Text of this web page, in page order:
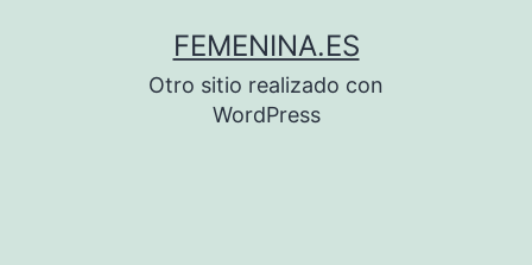
FEMENINA.ES
Otro sitio realizado con
WordPress